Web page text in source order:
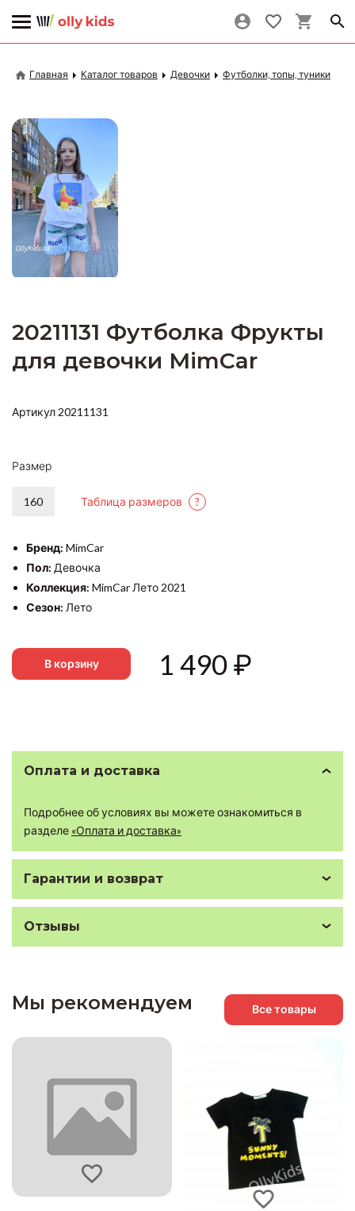
Главная Каталог товаров Девочки Футболки, топы, туники
20211131 Футболка Фрукты
для девочки MimCar
Артикул 20211131
Размер
160 Таблица размеров ?
Бренд: MimCar
Пол: Девочка
Коллекция: MimCar Лето 2021
Сезон: Лето
В корзину 1 490₽
Оплата и доставка
Подробнее об условиях вы можете ознакомиться в
разделе «Оплата и доставка»
Гарантии и возврат
Отзывы
Мы рекомендуем Все товары